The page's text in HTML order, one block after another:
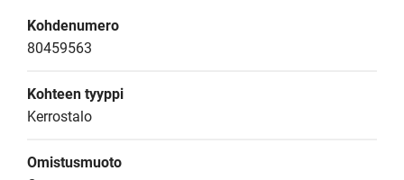
Kohdenumero
80459563
Kohteen tyyppi
Kerrostalo
Omistusmuoto